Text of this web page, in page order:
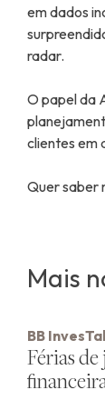
em dados
radar.
O papel da
clientes em
Quer saber
de
Mais
BB
Férias